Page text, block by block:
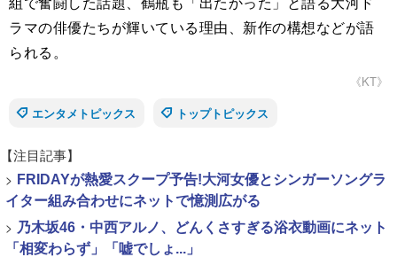
ラマの俳優たちが輝いている理由、新作の構想などが語
られる。
《KT》
エンタメトピックス
トップトピックス
【注目記事】
> FRIDAYが熱愛スクープ予告!大河女優とシンガーソングラ
イター組み合わせにネットで憶測広がる
> 乃木坂46・中西アルノ、どんくさすぎる浴衣動画にネット
「相変わらず」「嘘でしょ...」